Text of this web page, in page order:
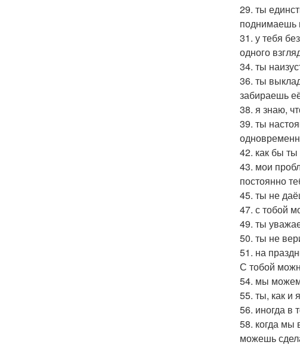
29. ты
поднимаешь
31. у тебя
одного
34. ты
36. ты
забираешь
38. я знаю,
39. ты
42. как бы
43. мои
постоянно
45. ты не
47. с тобой
49. ты
50. ты не
51. на
С тобой
54. мы можем
55. ты, как и
56. иногда в
58. когда мы
можешь